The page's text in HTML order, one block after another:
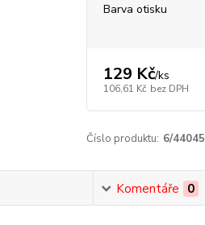
Barva otisku
129 Kč/ks
106,61 Kč bez DPH
Číslo produktu: 6/44045
Komentáře 0